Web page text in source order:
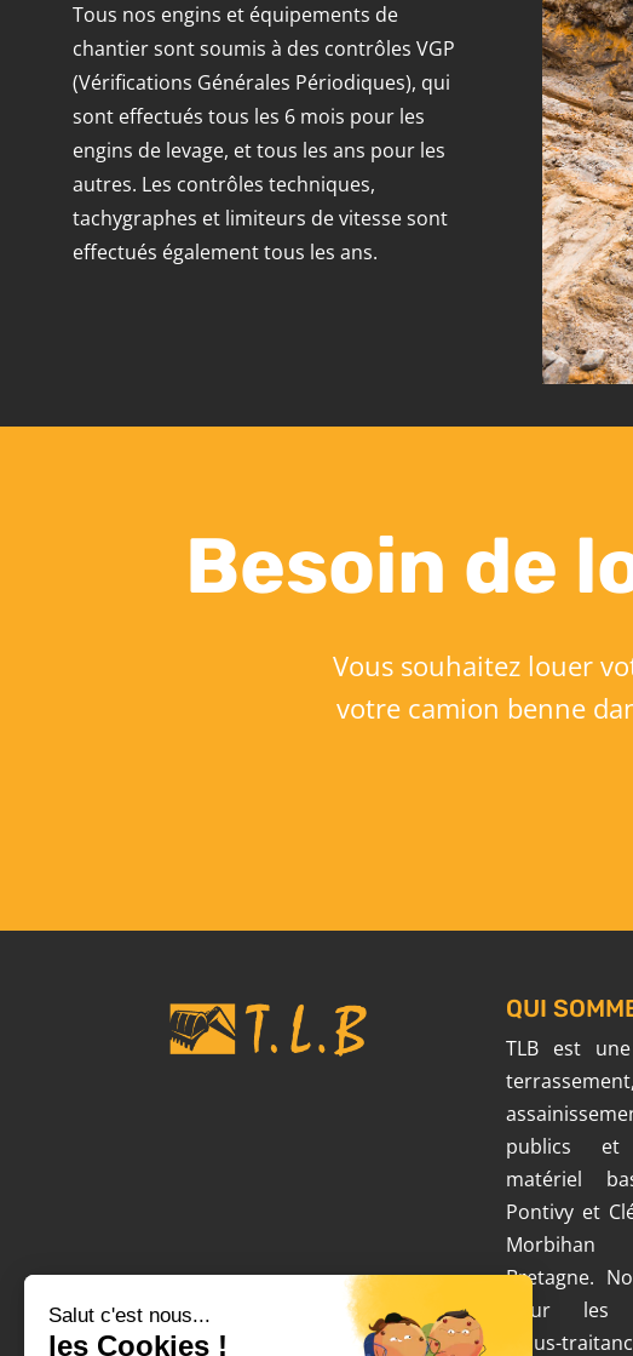
Tous nos engins et équipements de
chantier sont soumis à des contrôles VGP
(Vérifications Générales Périodiques), qui
sont effectués tous les 6 mois pour les
engins de levage, et tous les ans pour les
autres. Les contrôles techniques,
tachygraphes et limiteurs de vitesse sont
effectués également tous les ans.
Besoin de
Vous souhaitez louer
votre camion benne
QUI
TLB est
terrassement,
publics
matériel
Pontivy et
Bretagne.
pour les
(sous-
Salut c'est nous...
les Cookies !